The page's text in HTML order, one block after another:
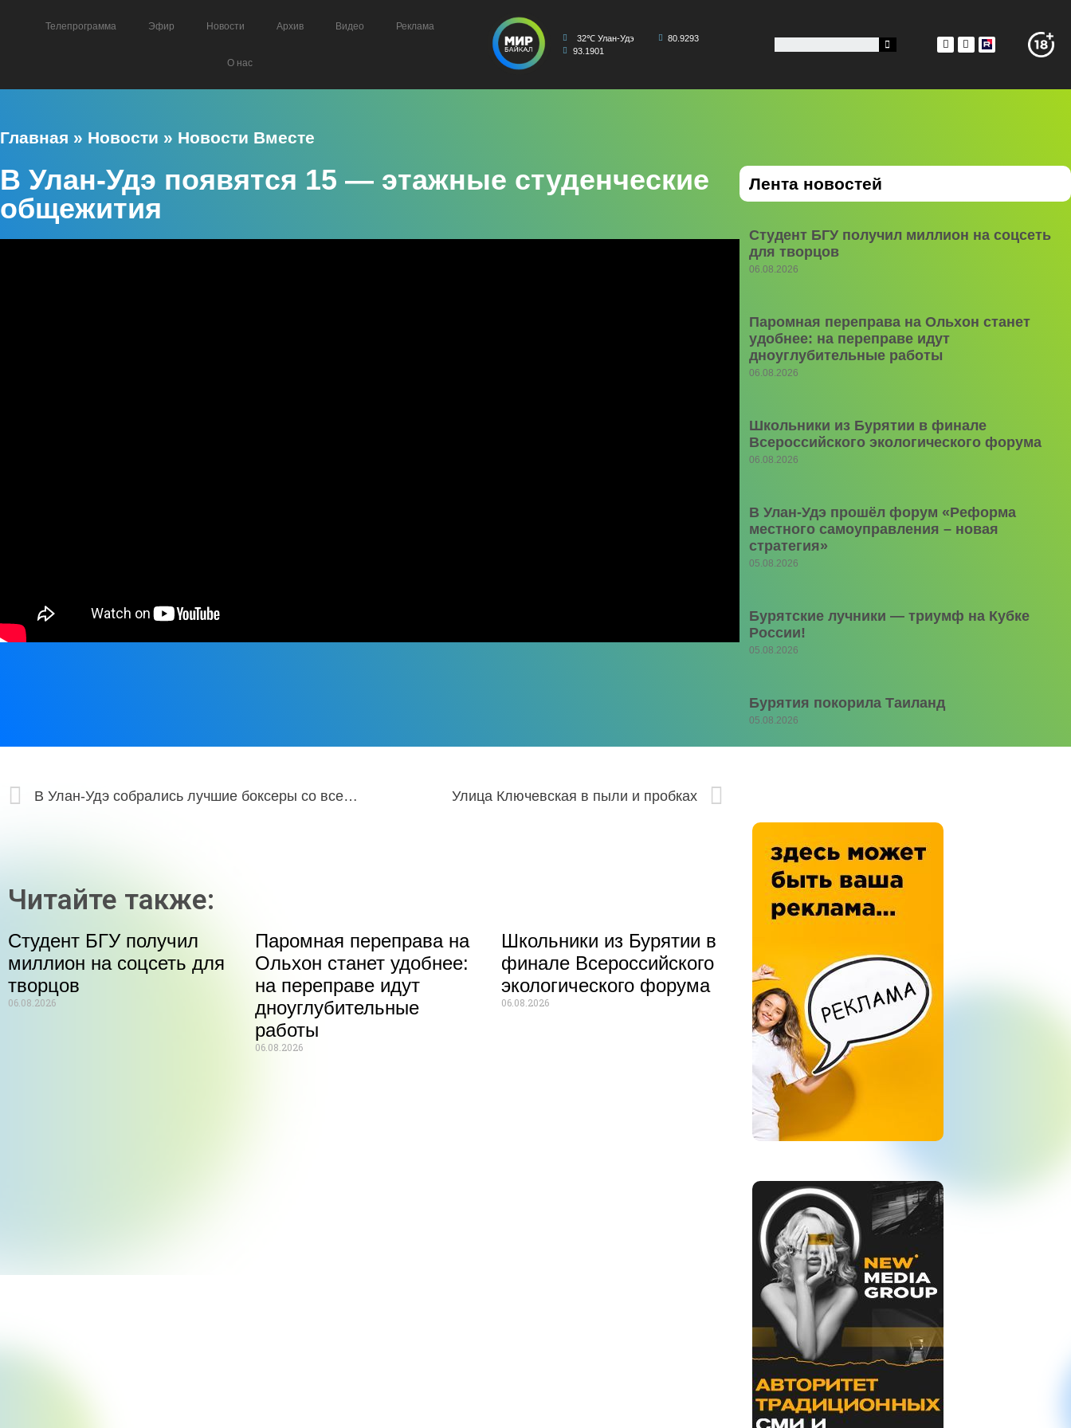
Телепрограмма Эфир Новости Архив Видео Реклама
О нас
32℃ Улан-Удэ
80.9293
93.1901
Главная » Новости » Новости Вместе
В Улан-Удэ появятся 15 — этажные студенческие
общежития
Лента новостей
Студент БГУ получил миллион на соцсеть
для творцов
06.08.2026
Паромная переправа на Ольхон станет
удобнее: на переправе идут
дноуглубительные работы
06.08.2026
Школьники из Бурятии в финале
Всероссийского экологического форума
06.08.2026
В Улан-Удэ прошёл форум «Реформа
местного самоуправления – новая
стратегия»
05.08.2026
Бурятские лучники — триумф на Кубке
России!
05.08.2026
Бурятия покорила Таиланд
05.08.2026
В Улан-Удэ собрались лучшие боксеры со всей страны Улица Ключевская в пыли и пробках
Читайте также:
Студент БГУ получил
миллион на соцсеть для
творцов
06.08.2026
Паромная переправа на
Ольхон станет удобнее:
на переправе идут
дноуглубительные
работы
06.08.2026
Школьники из Бурятии в
финале Всероссийского
экологического форума
06.08.2026